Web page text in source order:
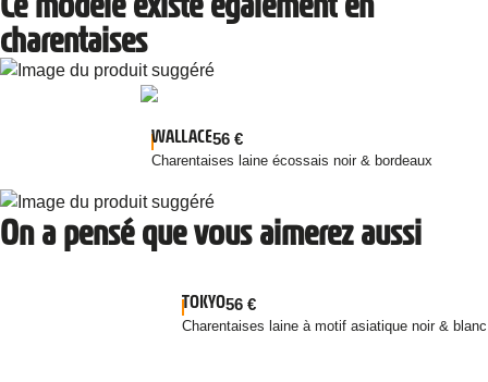
charentaises
WALLACE56 €
Charentaises laine écossais noir & bordeaux
On a pensé que vous aimerez aussi
TOKYO56 €
Charentaises laine à motif asiatique noir & blanc